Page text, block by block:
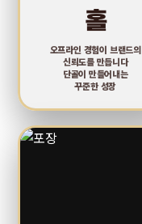
홀
오프라인 경험이 브랜드의
신뢰도를 만듭니다
단골이 만들어내는
꾸준한 성장